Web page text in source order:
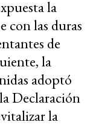
la
con las duras
de
la
adoptó
Declaración
la